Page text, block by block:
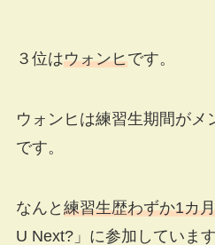
３位はウォンヒです。
ウォンヒは練習生期間がメ
です。
なんと 練習生歴わずか1カ月
U Next?」に参加しています